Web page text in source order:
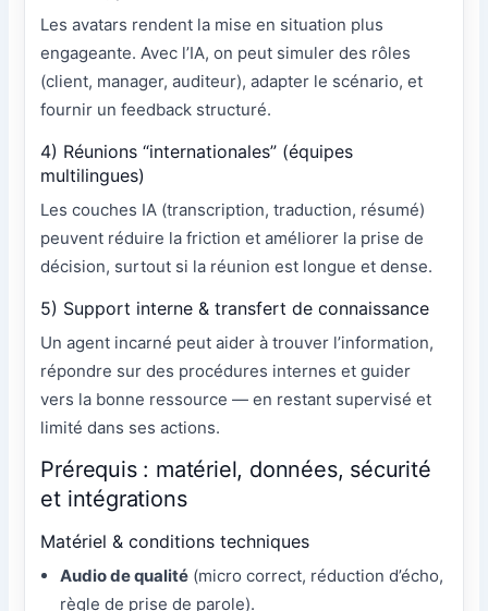
Les avatars rendent la mise en situation plus
engageante. Avec l’IA, on peut simuler des rôles
(client, manager, auditeur), adapter le scénario, et
fournir un feedback structuré.
4) Réunions “internationales” (équipes
multilingues)
Les couches IA (transcription, traduction, résumé)
peuvent réduire la friction et améliorer la prise de
décision, surtout si la réunion est longue et dense.
5) Support interne & transfert de connaissance
Un agent incarné peut aider à trouver l’information,
répondre sur des procédures internes et guider
vers la bonne ressource — en restant supervisé et
limité dans ses actions.
Prérequis : matériel, données, sécurité
et intégrations
Matériel & conditions techniques
Audio de qualité (micro correct, réduction d’écho,
règle de prise de parole).